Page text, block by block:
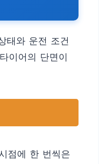
태와 운전 조건
이어의 단면이
점에 한 번씩은